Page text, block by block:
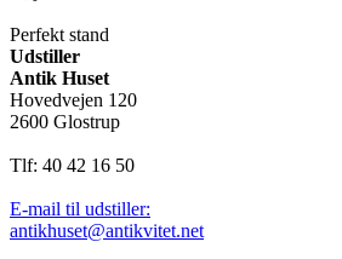
Perfekt stand
Udstiller
Antik Huset
Hovedvejen 120
2600 Glostrup
Tlf: 40 42 16 50
E-mail til udstiller:
antikhuset@antikvitet.net